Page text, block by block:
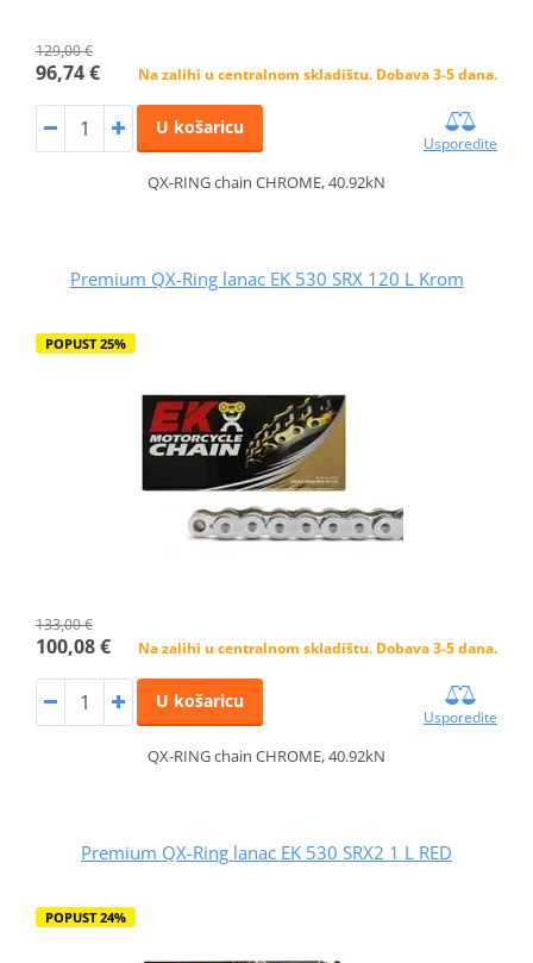
129,00 €
96,74 € Na zalihi u centralnom skladištu. Dobava 3-5 dana.
U košaricu
Usporedite
QX-RING chain CHROME, 40.92kN
Premium QX-Ring lanac EK 530 SRX 120 L Krom
POPUST 25%
133,00 €
100,08 € Na zalihi u centralnom skladištu. Dobava 3-5 dana.
U košaricu
Usporedite
QX-RING chain CHROME, 40.92kN
Premium QX-Ring lanac EK 530 SRX2 1 L RED
POPUST 24%